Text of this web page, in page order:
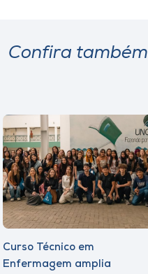
Confira também
Curso Técnico em
Enfermagem amplia